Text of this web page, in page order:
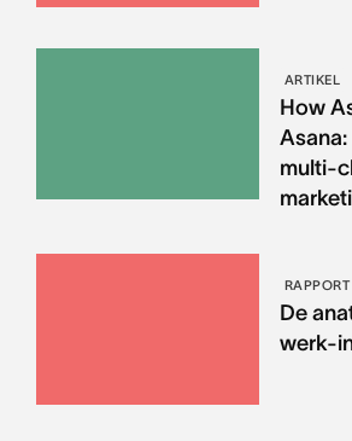
ARTIKEL
How
multi-
RAPPORT
De
werk-